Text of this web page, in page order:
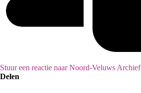
Stuur een reactie naar Noord-Veluws Archief
Delen